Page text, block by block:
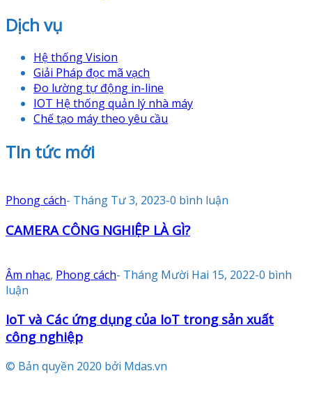
Dịch vụ
Hệ thống Vision
Giải Pháp đọc mã vạch
Đo lường tự động in-line
IOT Hệ thống quản lý nhà máy
Chế tạo máy theo yêu cầu
TIn tức mới
Phong cách- Tháng Tư 3, 2023-0 bình luận
CAMERA CÔNG NGHIỆP LÀ GÌ?
Âm nhạc, Phong cách- Tháng Mười Hai 15, 2022-0 bình
luận
IoT và Các ứng dụng của IoT trong sản xuất
công nghiệp
© Bản quyền 2020 bởi Mdas.vn